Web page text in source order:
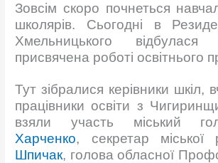
Зовсім скоро почнеться
школярів. Сьогодні в
Хмельницького відбулася
присвячена роботі освітнього
Тут зібралися керівники шкіл,
працівники освіти з
взяли участь міський
Харченко, секретар міської
Шпичак, голова обласної